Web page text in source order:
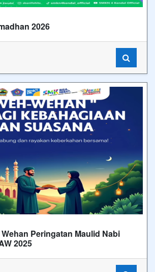
2026
Peringatan Maulid Nabi
2025